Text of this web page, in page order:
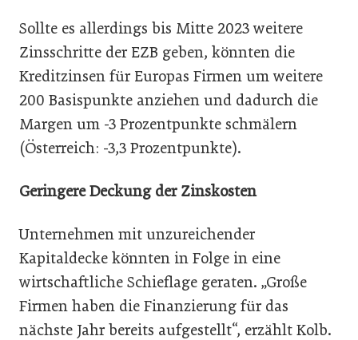
Sollte es allerdings bis Mitte 2023 weitere
Zinsschritte der EZB geben, könnten die
Kreditzinsen für Europas Firmen um weitere
200 Basispunkte anziehen und dadurch die
Margen um -3 Prozentpunkte schmälern
(Österreich: -3,3 Prozentpunkte).
Geringere Deckung der Zinskosten
Unternehmen mit unzureichender
Kapitaldecke könnten in Folge in eine
wirtschaftliche Schieflage geraten. „Große
Firmen haben die Finanzierung für das
nächste Jahr bereits aufgestellt“, erzählt Kolb.